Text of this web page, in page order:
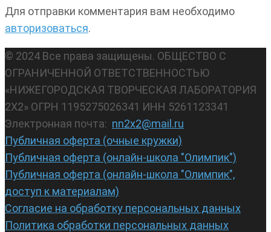
Для отправки комментария вам необходимо
авторизоваться.
© 2024 Все права защищены. ОБЩЕСТВО С
ОГРАНИЧЕННОЙ ОТВЕТСТВЕННОСТЬЮ
«НИЖЕГОРОДСКАЯ ТВОРЧЕСКАЯ ЛАБОРАТОРИЯ
2Х2» ОГРН 1195275026341 ИНН 5261123341
Электронная почта: nn2x2@mail.ru
Публичная оферта (очные кружки)
Публичная оферта (онлайн-школа "Олимпик")
Публичная оферта (онлайн-школа "Олимпик",
доступ к материалам)
Согласие на обработку персональных данных
Политика обработки персональных данных